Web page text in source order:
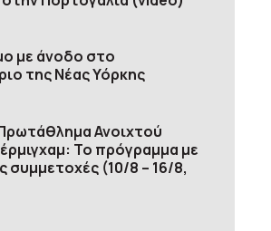
με άνοδο στο
της Νέας Υόρκης
Ανοιχτού
Το πρόγραμμα με
συμμετοχές (10/8 – 16/8,